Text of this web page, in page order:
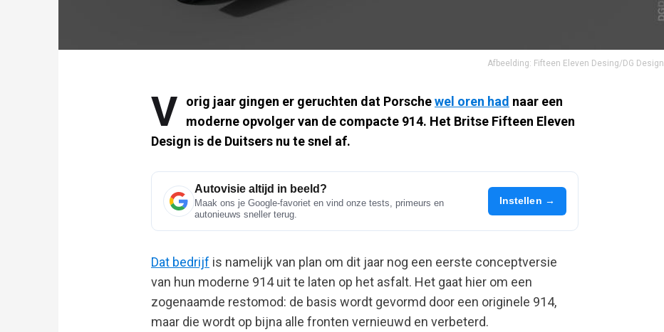
Afbeelding: Fifteen Eleven Desing/DG Design
V orig jaar gingen er geruchten dat Porschewel oren had naar een
moderne opvolger van de compacte 914. Het Britse Fifteen Eleven
Design is de Duitsers nu te snel af.
Autovisie altijd in beeld?
Maak ons je Google-favoriet en vind onze tests, primeurs en
autonieuws sneller terug.
Instellen →
Dat bedrijf is namelijk van plan om dit jaar nog een eerste conceptversie
van hun moderne 914 uit te laten op het asfalt. Het gaat hier om een
zogenaamde restomod: de basis wordt gevormd door een originele 914,
maar die wordt op bijna alle fronten vernieuwd en verbeterd.